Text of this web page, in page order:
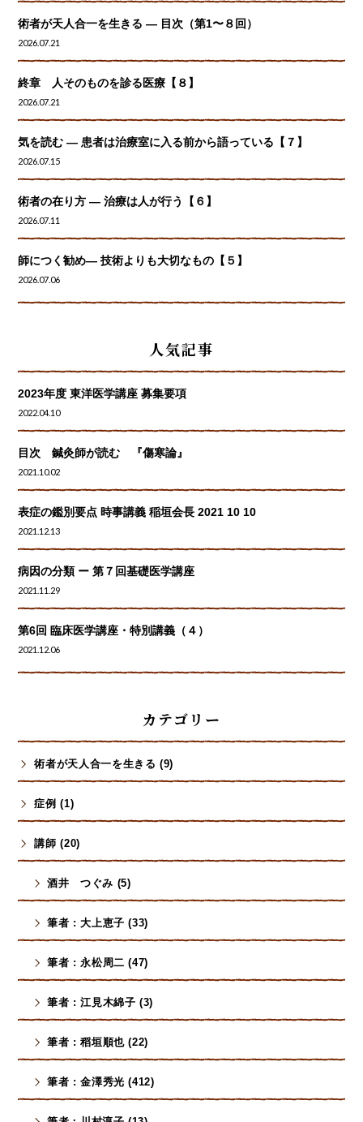
術者が天人合一を生きる — 目次（第1〜８回）
2026.07.21
終章 人そのものを診る医療【８】
2026.07.21
気を読む ― 患者は治療室に入る前から語っている【７】
2026.07.15
術者の在り方 ― 治療は人が行う【６】
2026.07.11
師につく勧め― 技術よりも大切なもの【５】
2026.07.06
人気記事
2023年度 東洋医学講座 募集要項
2022.04.10
目次 鍼灸師が読む 『傷寒論』
2021.10.02
表症の鑑別要点 時事講義 稲垣会長 2021 10 10
2021.12.13
病因の分類 ー 第７回基礎医学講座
2021.11.29
第6回 臨床医学講座・特別講義（４）
2021.12.06
カテゴリー
術者が天人合一を生きる (9)
症例 (1)
講師 (20)
酒井 つぐみ (5)
筆者 : 大上恵子 (33)
筆者 : 永松周二 (47)
筆者 : 江見木綿子 (3)
筆者 : 稻垣順也 (22)
筆者 : 金澤秀光 (412)